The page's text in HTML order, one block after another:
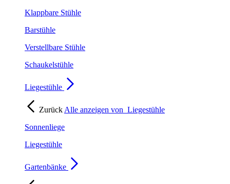
Klappbare Stühle
Barstühle
Verstellbare Stühle
Schaukelstühle
Liegestühle
Zurück Alle anzeigen von Liegestühle
Sonnenliege
Liegestühle
Gartenbänke